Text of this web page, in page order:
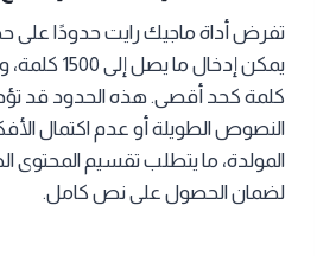
تفرض أداة ماجيك رايت حدودًا
كلمة كحد أقصى. هذه الحدود قد
النصوص الطويلة أو عدم اكتمال
المولدة، ما يتطلب تقسيم المحتوى
لضمان الحصول على نص كامل.